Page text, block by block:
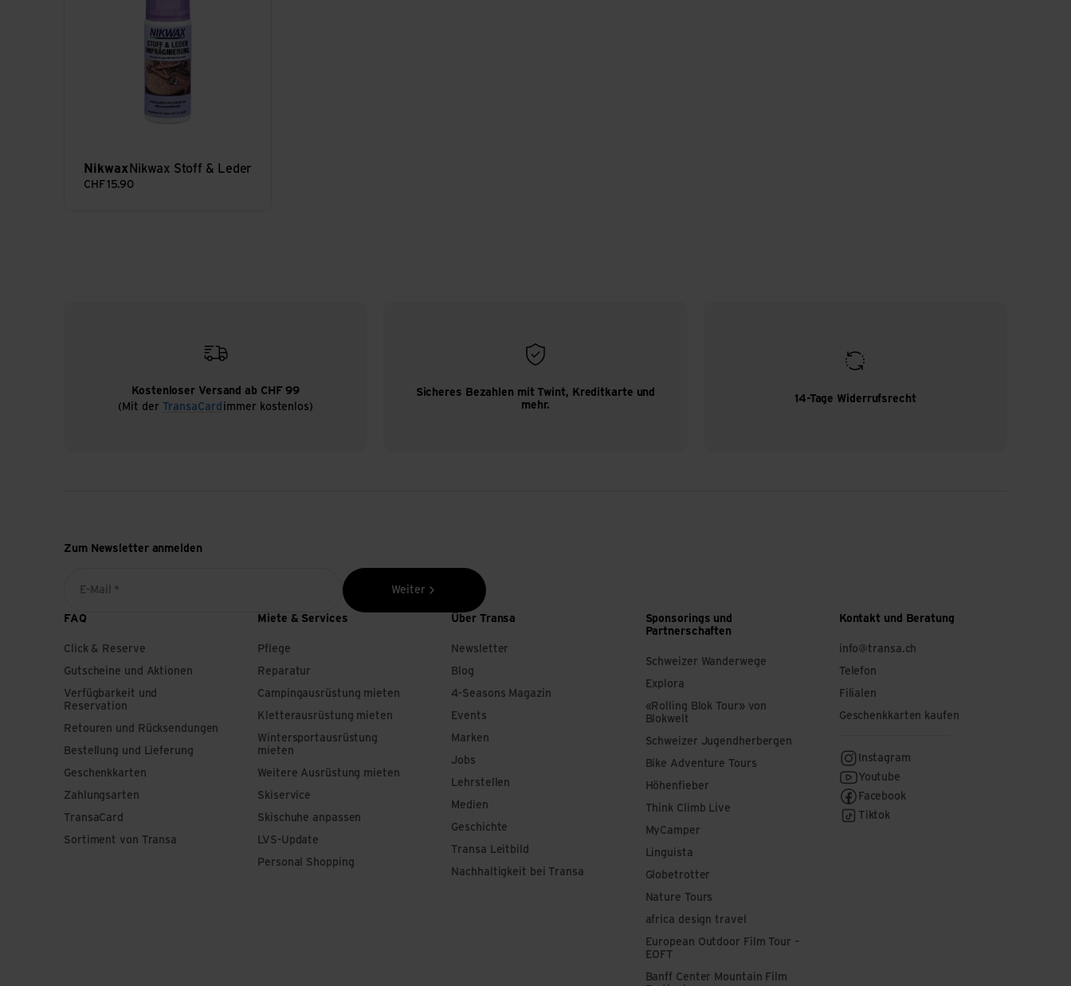
Nikwax Nikwax Stoff & Leder
CHF 15.90
Kostenloser Versand ab CHF 99
(Mit der TransaCard immer kostenlos)
Sicheres Bezahlen mit Twint, Kreditkarte und
mehr.
14-Tage Widerrufsrecht
Zum Newsletter anmelden
E-Mail * Weiter
FAQ
Click & Reserve
Gutscheine und Aktionen
Verfügbarkeit und
Reservation
Retouren und Rücksendungen
Bestellung und Lieferung
Geschenkkarten
Zahlungsarten
TransaCard
Sortiment von Transa
Miete & Services
Pflege
Reparatur
Campingausrüstung mieten
Kletterausrüstung mieten
Wintersportausrüstung
mieten
Weitere Ausrüstung mieten
Skiservice
Skischuhe anpassen
LVS-Update
Personal Shopping
Über Transa
Newsletter
Blog
4-Seasons Magazin
Events
Marken
Jobs
Lehrstellen
Medien
Geschichte
Transa Leitbild
Nachhaltigkeit bei Transa
Sponsorings und
Partnerschaften
Schweizer Wanderwege
Explora
«Rolling Blok Tour» von
Blokwelt
Schweizer Jugendherbergen
Bike Adventure Tours
Höhenfieber
Think Climb Live
MyCamper
Linguista
Globetrotter
Nature Tours
africa design travel
European Outdoor Film Tour –
EOFT
Banff Center Mountain Film
Kontakt und Beratung
info@transa.ch
Telefon
Filialen
Geschenkkarten kaufen
Instagram
Youtube
Facebook
Tiktok